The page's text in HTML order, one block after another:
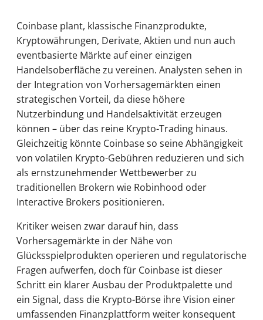
Coinbase plant, klassische Finanzprodukte,
Kryptowährungen, Derivate, Aktien und nun auch
eventbasierte Märkte auf einer einzigen
Handelsoberfläche zu vereinen. Analysten sehen in
der Integration von Vorhersagemärkten einen
strategischen Vorteil, da diese höhere
Nutzerbindung und Handelsaktivität erzeugen
können – über das reine Krypto-Trading hinaus.
Gleichzeitig könnte Coinbase so seine Abhängigkeit
von volatilen Krypto-Gebühren reduzieren und sich
als ernstzunehmender Wettbewerber zu
traditionellen Brokern wie Robinhood oder
Interactive Brokers positionieren.
Kritiker weisen zwar darauf hin, dass
Vorhersagemärkte in der Nähe von
Glücksspielprodukten operieren und regulatorische
Fragen aufwerfen, doch für Coinbase ist dieser
Schritt ein klarer Ausbau der Produktpalette und
ein Signal, dass die Krypto-Börse ihre Vision einer
umfassenden Finanzplattform weiter konsequent